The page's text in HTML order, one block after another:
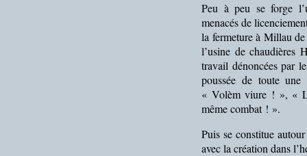
Peu à peu se forge
menacés de
la fermeture à Millau
l’usine de chaudières
travail dénoncées par
poussée de toute
« Volèm viure ! », «
même combat ! ».
Puis se constitue
avec la création dans